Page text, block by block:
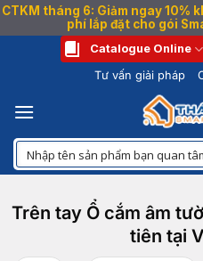
CTKM tháng 6: Giảm ngay 10%
phí lắp đặt cho gói
dung
Catalogue Online
Tư vấn giải pháp
Trên tay Ổ cắm âm
tiên tại